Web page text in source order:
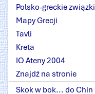
Polsko-greckie związki
Mapy Grecji
Tavli
Kreta
IO Ateny 2004
Znajdź na stronie
Skok w bok... do Chin